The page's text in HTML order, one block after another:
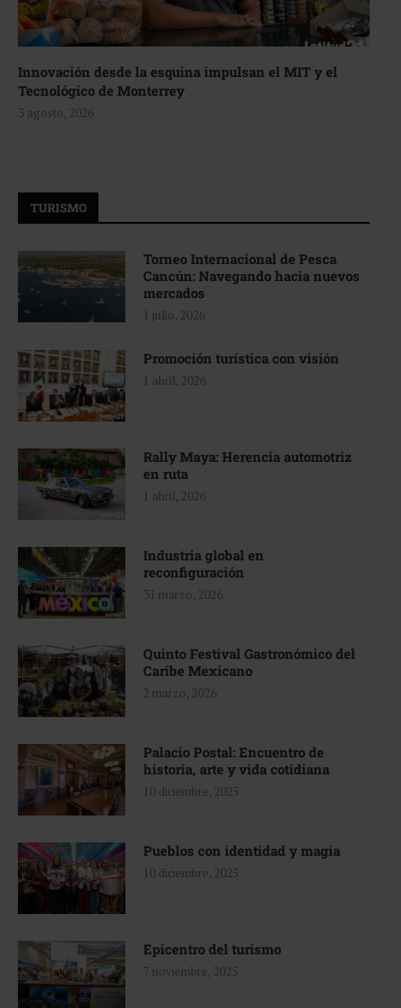
Innovación desde la esquina impulsan el MIT y el
Tecnológico de Monterrey
3 agosto, 2026
TURISMO
Torneo Internacional de Pesca
Cancún: Navegando hacia nuevos
mercados
1 julio, 2026
Promoción turística con visión
1 abril, 2026
Rally Maya: Herencia automotriz
en ruta
1 abril, 2026
Industria global en
reconfiguración
31 marzo, 2026
Quinto Festival Gastronómico del
Caribe Mexicano
2 marzo, 2026
Palacio Postal: Encuentro de
historia, arte y vida cotidiana
10 diciembre, 2025
Pueblos con identidad y magia
10 diciembre, 2025
Epicentro del turismo
7 noviembre, 2025